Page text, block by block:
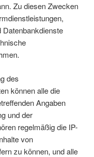
Zu diesen Zwecken
des
können alle die
Angaben
und der
regelmäßig die IP-
von
zu können, und alle